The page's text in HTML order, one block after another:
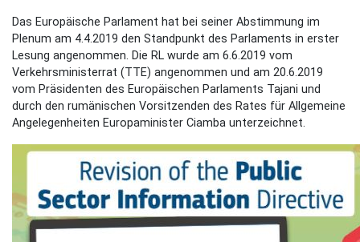
Das Europäische Parlament hat bei seiner Abstimmung im
Plenum am 4.4.2019 den Standpunkt des Parlaments in erster
Lesung angenommen. Die RL wurde am 6.6.2019 vom
Verkehrsministerrat (TTE) angenommen und am 20.6.2019
vom Präsidenten des Europäischen Parlaments Tajani und
durch den rumänischen Vorsitzenden des Rates für Allgemeine
Angelegenheiten Europaminister Ciamba unterzeichnet.